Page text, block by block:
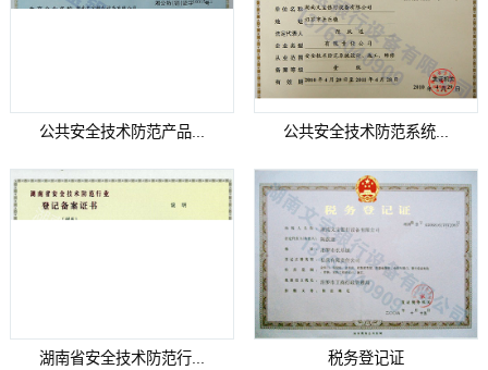
公共安全技术防范产品... 公共安全技术防范系统...
湖南省安全技术防范行... 税务登记证